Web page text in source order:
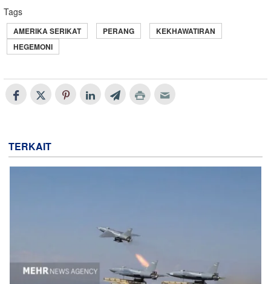
Tags
AMERIKA SERIKAT PERANG
KEKHAWATIRAN
HEGEMONI
TERKAIT